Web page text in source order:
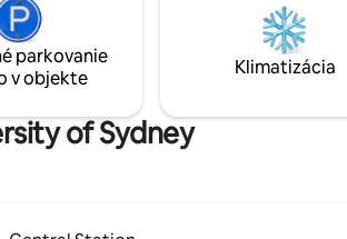
a
a
hornú záhradu s výhľadom na celú
a salónik pre vašu rannú kávu!
parkovanie
v objekte
Klimatizácia
of Sydney